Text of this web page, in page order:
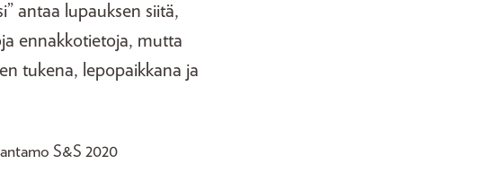
antaa lupauksen siitä,
ennakkotietoja, mutta
tukena, lepopaikkana ja
S&S 2020